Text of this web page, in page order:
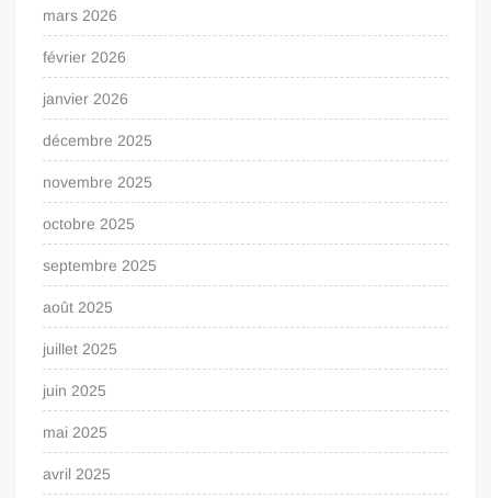
mars 2026
février 2026
janvier 2026
décembre 2025
novembre 2025
octobre 2025
septembre 2025
août 2025
juillet 2025
juin 2025
mai 2025
avril 2025